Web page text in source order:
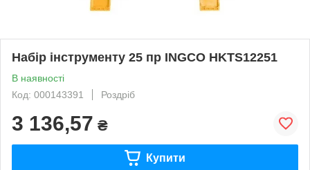
Набір інструменту 25 пр INGCO HKTS12251
В наявності
Код: 000143391
Роздріб
3 136,57 ₴
Купити